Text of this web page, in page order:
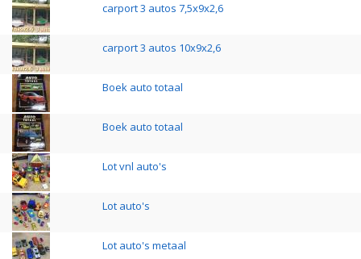
carport 3 autos 7,5x9x2,6
carport 3 autos 10x9x2,6
Boek auto totaal
Boek auto totaal
Lot vnl auto's
Lot auto's
Lot auto's metaal